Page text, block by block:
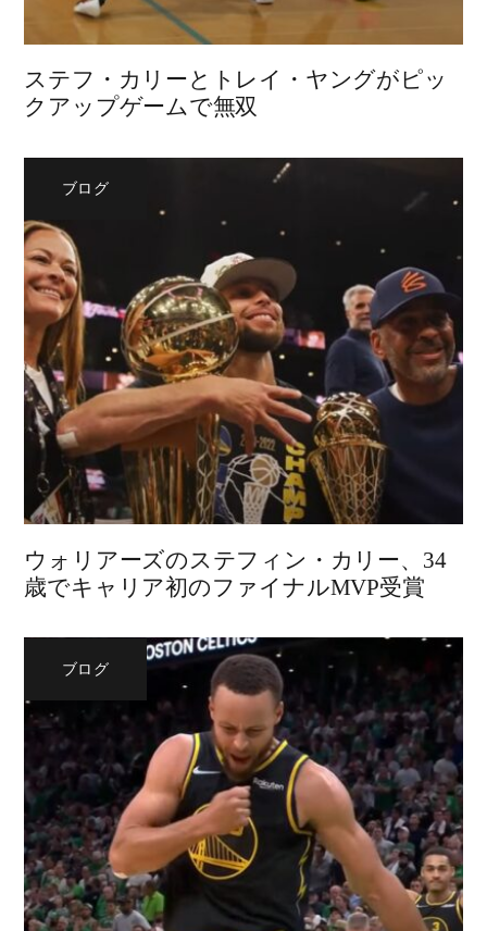
ステフ・カリーとトレイ・ヤングがピッ
クアップゲームで無双
ブログ
ウォリアーズのステフィン・カリー、34
歳でキャリア初のファイナルMVP受賞
ブログ